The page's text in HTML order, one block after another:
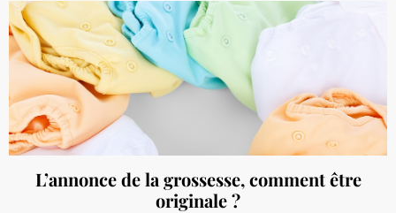
L’annonce de la grossesse, comment être
originale ?